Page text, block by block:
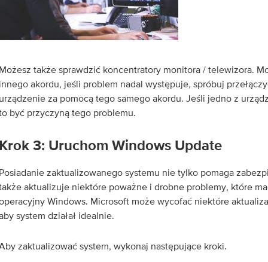
także sprawdzić koncentratory monitora / telewizora.
akordu, jeśli problem nadal występuje, spróbuj
za pomocą tego samego akordu. Jeśli jedno z
być przyczyną tego problemu.
3: Uruchom Windows Update
zaktualizowanego systemu nie tylko pomaga
aktualizuje niektóre poważne i drobne problemy, które
Windows. Microsoft może wycofać niektóre
system działał idealnie.
zaktualizować system, wykonaj następujące kroki.